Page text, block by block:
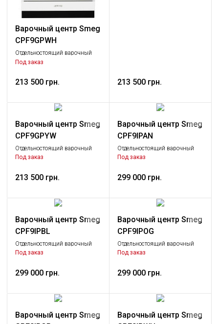
Варочный центр Smeg
CPF9GPWH
Отдельностоящий варочный
центр, 90х60 см, белый
Под заказ
213 500 грн. 213 500 грн.
Варочный центр Smeg
CPF9GPYW
Отдельностоящий варочный
центр, 90х60 см, жёлтый
Под заказ
213 500 грн.
Варочный центр Smeg
CPF9IPAN
Отдельностоящий варочный
центр, 90х60 см, антрацит
Под заказ
299 000 грн.
Варочный центр Smeg
CPF9IPBL
Отдельностоящий варочный
центр, 90х60 см, черный
Под заказ
299 000 грн.
Варочный центр Smeg
CPF9IPOG
Отдельностоящий варочный
центр, 90х60 см, оливковый
Под заказ
299 000 грн.
Варочный центр Smeg
Варочный центр Smeg